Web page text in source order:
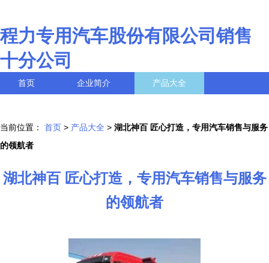
程力专用汽车股份有限公司销售
十分公司
首页 企业简介 产品大全
当前位置： 首页 > 产品大全 > 湖北神百 匠心打造，专用汽车销售与服务
的领航者
湖北神百 匠心打造，专用汽车销售与服务
的领航者